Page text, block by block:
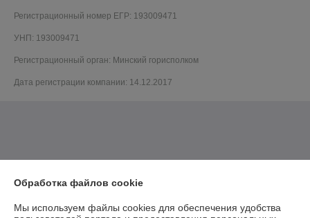
Регистрационный номер ЕГР: 193009471
УНП: 193009471
Регистрационный орган: Минский горисполком
Дата регистрации компании: 14.12.2017
Обработка файлов cookie
Мы используем файлы cookies для обеспечения удобства